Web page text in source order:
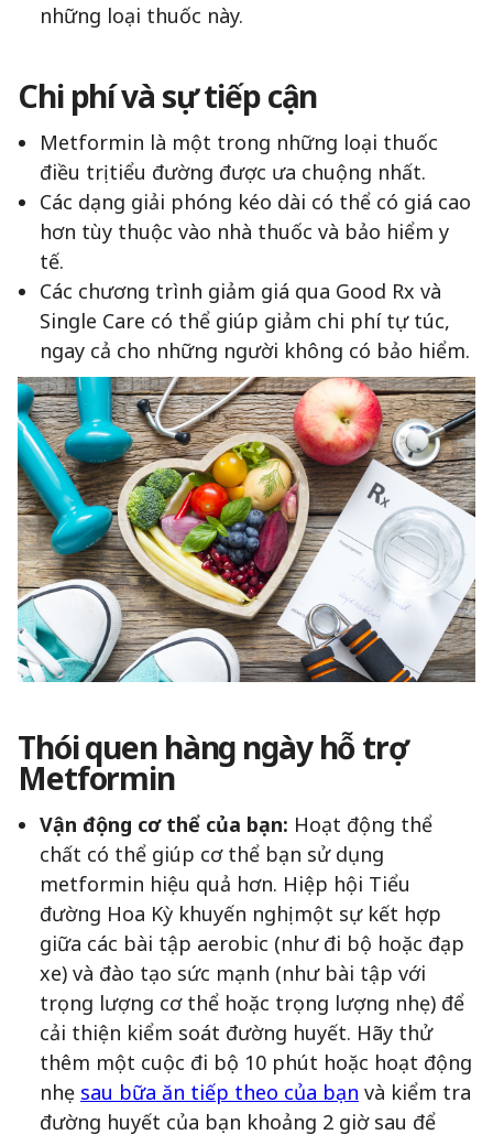
những loại thuốc này.
Chi phí và sự tiếp cận
Metformin là một trong những loại thuốc
điều trị tiểu đường được ưa chuộng nhất.
Các dạng giải phóng kéo dài có thể có giá cao
hơn tùy thuộc vào nhà thuốc và bảo hiểm y
tế.
Các chương trình giảm giá qua Good Rx và
Single Care có thể giúp giảm chi phí tự túc,
ngay cả cho những người không có bảo hiểm.
Thói quen hàng ngày hỗ trợ
Metformin
Vận động cơ thể của bạn: Hoạt động thể
chất có thể giúp cơ thể bạn sử dụng
metformin hiệu quả hơn. Hiệp hội Tiểu
đường Hoa Kỳ khuyến nghị một sự kết hợp
giữa các bài tập aerobic (như đi bộ hoặc đạp
xe) và đào tạo sức mạnh (như bài tập với
trọng lượng cơ thể hoặc trọng lượng nhẹ) để
cải thiện kiểm soát đường huyết. Hãy thử
thêm một cuộc đi bộ 10 phút hoặc hoạt động
nhẹ sau bữa ăn tiếp theo của bạn và kiểm tra
đường huyết của bạn khoảng 2 giờ sau để